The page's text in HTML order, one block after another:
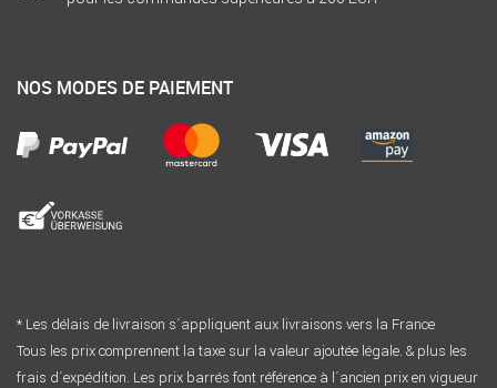
NOS MODES DE PAIEMENT
* Les délais de livraison s´appliquent aux livraisons vers la France
Tous les prix comprennent la taxe sur la valeur ajoutée légale. & plus les
frais d´expédition. Les prix barrés font référence à l´ancien prix en vigueur